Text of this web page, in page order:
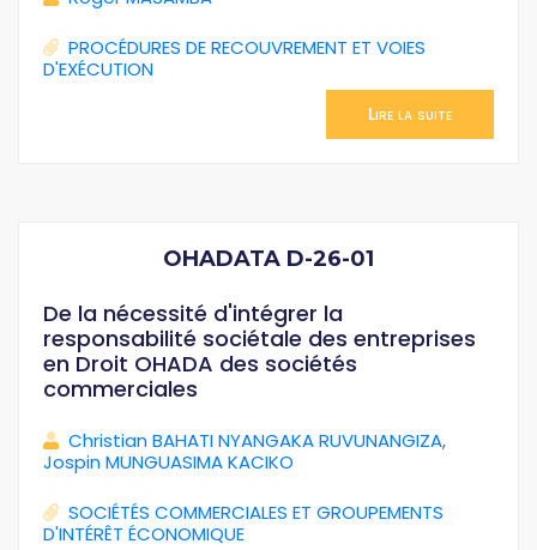
PROCÉDURES DE RECOUVREMENT ET VOIES
D'EXÉCUTION
Lire la suite
OHADATA D-26-01
De la nécessité d'intégrer la
responsabilité sociétale des entreprises
en Droit OHADA des sociétés
commerciales
Christian BAHATI NYANGAKA RUVUNANGIZA,
Jospin MUNGUASIMA KACIKO
SOCIÉTÉS COMMERCIALES ET GROUPEMENTS
D'INTÉRÊT ÉCONOMIQUE